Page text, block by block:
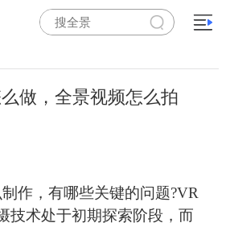
做，全景视频怎么拍
作，有哪些关键的问题?VR
技术处于初期探索阶段，而